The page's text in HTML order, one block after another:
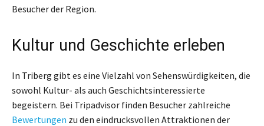
Besucher der Region.
Kultur und Geschichte erleben
In Triberg gibt es eine Vielzahl von Sehenswürdigkeiten, die
sowohl Kultur- als auch Geschichtsinteressierte
begeistern. Bei Tripadvisor finden Besucher zahlreiche
Bewertungen zu den eindrucksvollen Attraktionen der